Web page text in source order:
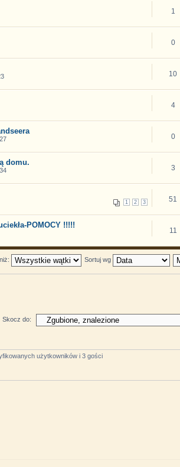
1
0
10
4
0
domu.
3
1 2 3 51
POMOCY !!!!!
11
Sortuj wg
Skocz do:
użytkowników i 3 gości